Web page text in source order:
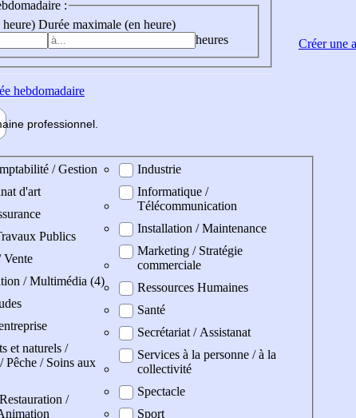
:
Durée maximale (en heure)
heures
hebdomadaire
professionnel
/ Gestion
d'art
Publics
Vente
/ Multimédia (4)
et naturels /
Pêche / Soins aux
/
Industrie
Informatique /
Télécommunication
Installation / Maintenance
Marketing / Stratégie
commerciale
Ressources Humaines
Santé
Secrétariat / Assistanat
Services à la personne / à la
collectivité
Spectacle
Sport
Créer une